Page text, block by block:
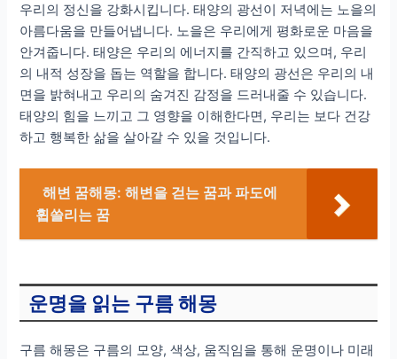
우리의 정신을 강화시킵니다. 태양의 광선이 저녁에는 노을의
아름다움을 만들어냅니다. 노을은 우리에게 평화로운 마음을
안겨줍니다. 태양은 우리의 에너지를 간직하고 있으며, 우리
의 내적 성장을 돕는 역할을 합니다. 태양의 광선은 우리의 내
면을 밝혀내고 우리의 숨겨진 감정을 드러내줄 수 있습니다.
태양의 힘을 느끼고 그 영향을 이해한다면, 우리는 보다 건강
하고 행복한 삶을 살아갈 수 있을 것입니다.
해변 꿈해몽: 해변을 걷는 꿈과 파도에
휩쓸리는 꿈
운명을 읽는 구름 해몽
구름 해몽은 구름의 모양, 색상, 움직임을 통해 운명이나 미래